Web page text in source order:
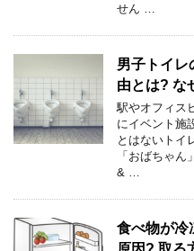
せん …
男子トイレ
由とは? な
駅やオフィス
にイベント施
とはないトイ
「おばちゃ
& …
食べ物が冷